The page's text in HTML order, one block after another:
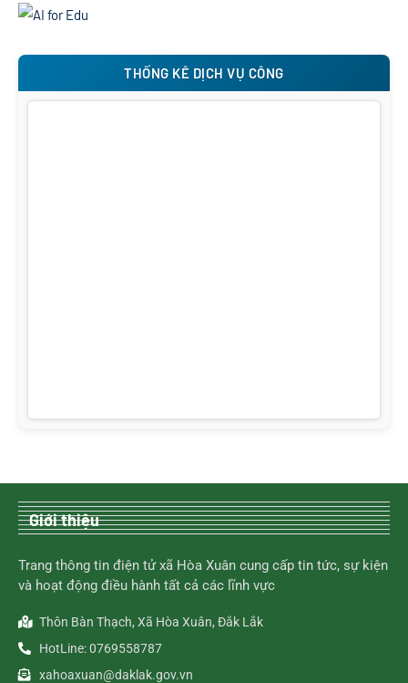
THỐNG KÊ DỊCH VỤ CÔNG
Giới thiệu
Trang thông tin điện tử xã Hòa Xuân cung cấp tin tức, sự kiện
và hoạt động điều hành tất cả các lĩnh vực
Thôn Bàn Thạch, Xã Hòa Xuân, Đắk Lắk
HotLine: 0769558787
xahoaxuan@daklak.gov.vn